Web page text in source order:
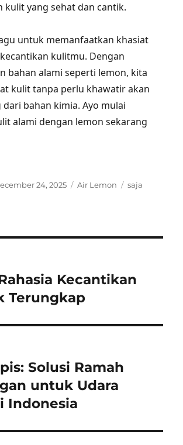
kulit yang sehat dan cantik.
untuk memanfaatkan khasiat
kulitmu. Dengan
bahan alami seperti lemon, kita
kulit tanpa perlu khawatir akan
bahan kimia. Ayo mulai
alami dengan lemon sekarang
24, 2025 Categories
Air Lemon Tags
saja
Kecantikan
Terungkap
Solusi Ramah
untuk Udara
Indonesia